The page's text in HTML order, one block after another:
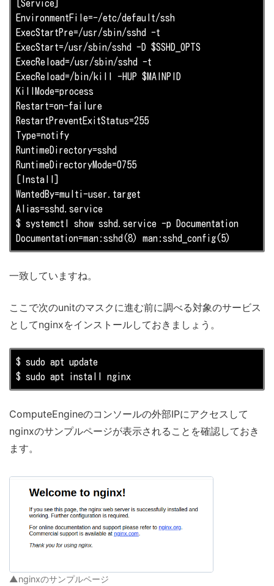
[Service]
EnvironmentFile=-/etc/default/ssh
ExecStartPre=/usr/sbin/sshd -t
ExecStart=/usr/sbin/sshd -D $SSHD_OPTS
ExecReload=/usr/sbin/sshd -t
ExecReload=/bin/kill -HUP $MAINPID
KillMode=process
Restart=on-failure
RestartPreventExitStatus=255
Type=notify
RuntimeDirectory=sshd
RuntimeDirectoryMode=0755
[Install]
WantedBy=multi-user.target
Alias=sshd.service
$ systemctl show sshd.service -p Documentation
Documentation=man:sshd(8) man:sshd_config(5)
一致していますね。
ここで次のunitのマスクに進む前に調べる対象のサービス
としてnginxをインストールしておきましょう。
$ sudo apt update
$ sudo apt install nginx
ComputeEngineのコンソールの外部IPにアクセスして
nginxのサンプルページが表示されることを確認しておき
ます。
▲nginxのサンプルページ